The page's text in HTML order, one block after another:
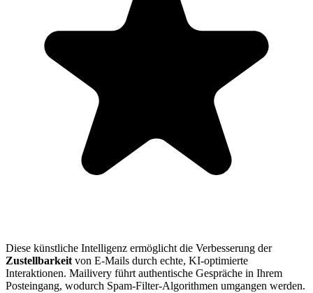
Diese künstliche Intelligenz ermöglicht die Verbesserung der
Zustellbarkeit von E-Mails durch echte, KI-optimierte
Interaktionen. Mailivery führt authentische Gespräche in Ihrem
Posteingang, wodurch Spam-Filter-Algorithmen umgangen werden.